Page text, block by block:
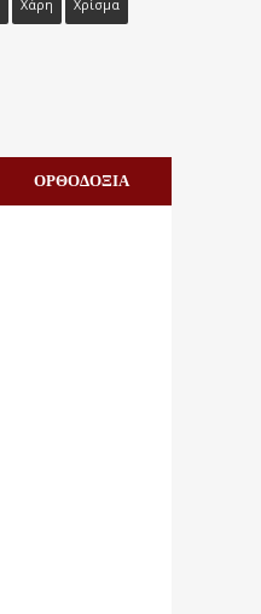
Χάρη Χρίσμα
ΟΡΘΟΔΟΞΙΑ